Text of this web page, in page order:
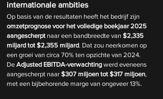
internationale ambities
Op basis van de resultaten heeft het bedrijf zijn
omzetprognose voor het volledige boekjaar 2025
aangescherpt naar een bandbreedte van $2,335
miljard tot $2,355 miljard. Dat zou neerkomen op
een groei van circa 70% ten opzichte van 2024.
De Adjusted EBITDA-verwachting werd eveneens
aangescherpt naar $307 miljoen tot $317 miljoen,
met een bijbehorende marge van ongeveer 13%.